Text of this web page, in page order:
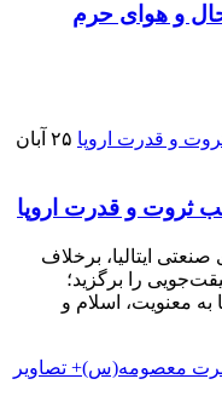
و هوای حرم
۲۵ آبان
ثروت و قدرت اروپا
صنعتی ایتالیا، برخلاف
را برگزید؛
معنویت، اسلام و